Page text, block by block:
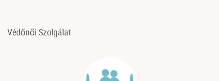
Védőnői Szolgálat